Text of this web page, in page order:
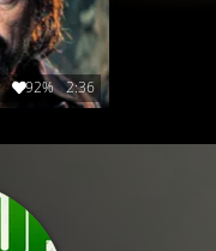
92% 2:36